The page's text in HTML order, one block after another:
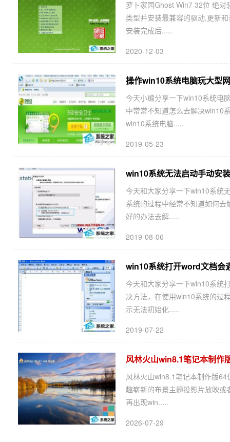
萝卜家园Ghost Win7 32位 绝
类型并安装最兼容的驱动,更新
安装完成后.....
2020-12-03
操作win10系统电脑玩大型
今天小编分享一下win10系统电
中常常不知道怎么去解决win10
win10系统电脑.....
2019-05-23
win10系统无法启动手动安
今天和大家分享一下win10系统
系统的过程中经常不知道如何
好的办法去解.....
2019-08-06
win10系统打开word文档会
今天和大家分享一下win10系统
决方法，在使用win10系统的过
示无法初始化.....
2019-07-22
风林火山win8.1笔记本制作
风林火山win8.1笔记本制作版
趣崭新的布景主题投影片放映
再出现win.....
2026-07-29